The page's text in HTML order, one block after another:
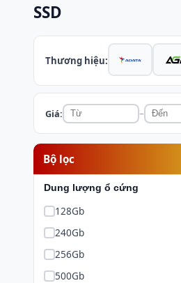
SSD
Thương hiệu:
Giá: –
Bộ lọc
Dung lượng ổ cứng
128Gb
240Gb
256Gb
500Gb